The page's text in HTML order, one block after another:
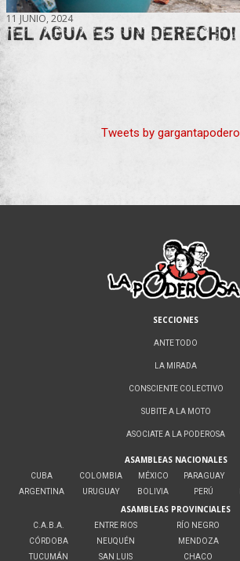
11 JUNIO, 2024
¡EL AGUA ES UN DERECHO!
Tweets by gargantapodero
SECCIONES
ANTE TODO
LA MIRADA
CONSCIENTE COLECTIVO
SUBITE A LA MOTO
ASOCIATE A LA PODEROSA
ASAMBLEAS NACIONALES
CUBA
ARGENTINA
COLOMBIA
URUGUAY
MÉXICO
BOLIVIA
PARAGUAY
PERÚ
ASAMBLEAS PROVINCIALES
C.A.B.A.
CÓRDOBA
TUCUMÁN
ENTRE RIOS
NEUQUÉN
SAN LUIS
RÍO NEGRO
MENDOZA
CHACO